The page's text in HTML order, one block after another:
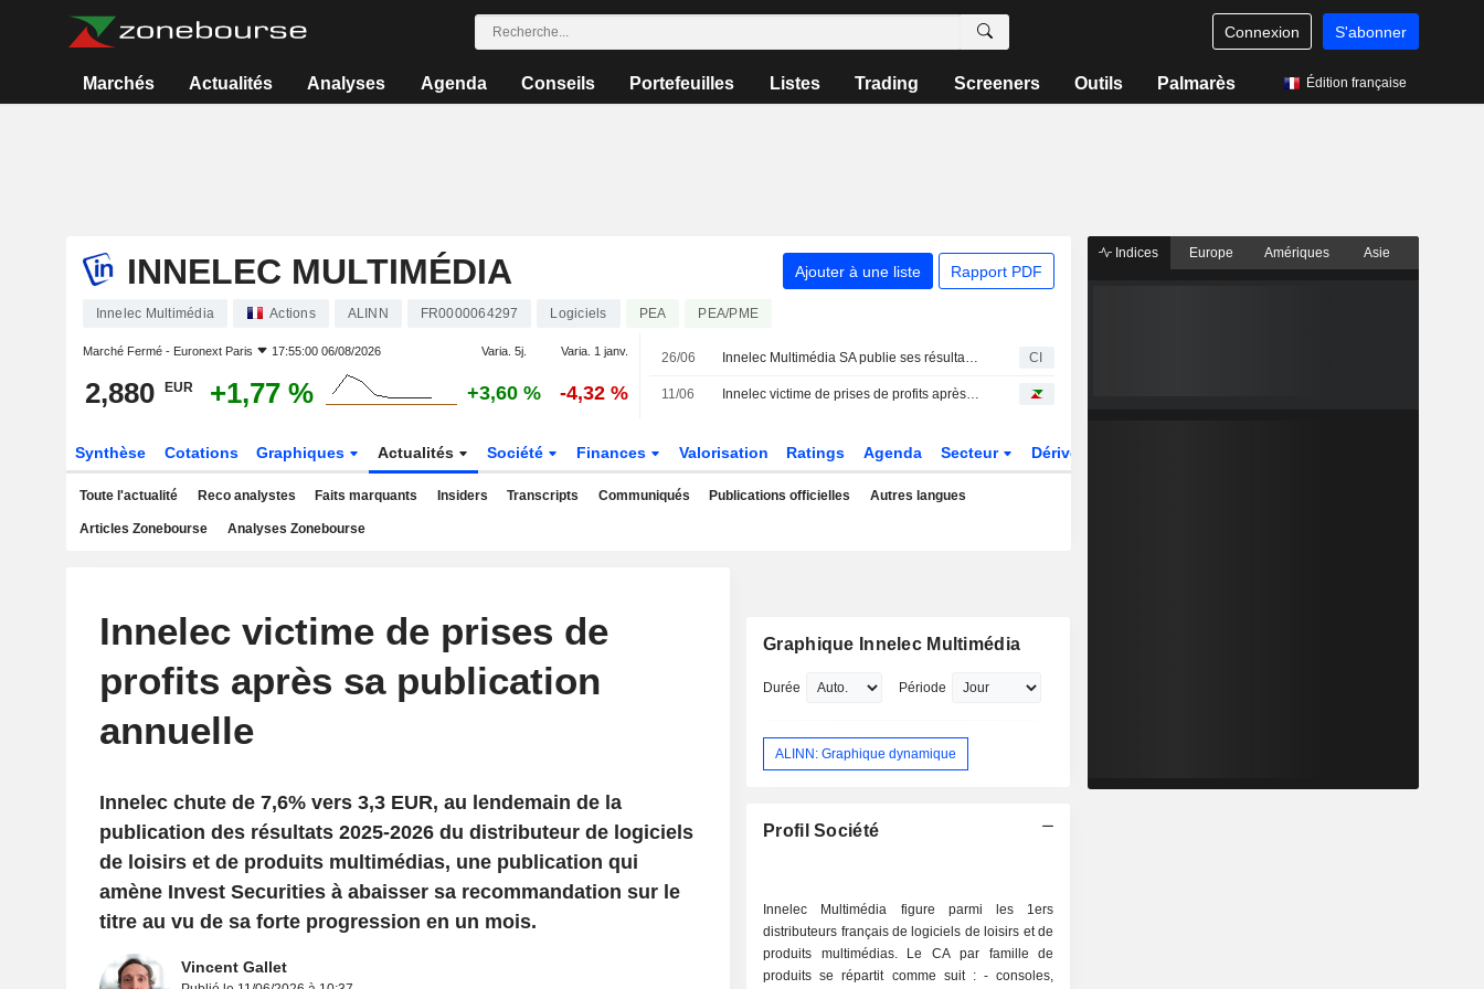
Connexion S'abonner
Marchés Actualités Analyses Agenda Conseils Portefeuilles Listes Trading Screeners Outils Palmarès Édition française
INNELEC MULTIMÉDIA Ajouter à une liste Rapport PDF
Innelec Multimédia Actions ALINN FR0000064297 Logiciels PEA PEA/PME
Marché Fermé - Euronext Paris 17:55:00 06/08/2026 Varia. 5j. Varia. 1 janv.
2,880 EUR +1,77 % +3,60 % -4,32 %
26/06 Innelec Multimédia SA publie ses résultats annuels pour l'exercice clos le 31 mars 2026 CI
11/06 Innelec victime de prises de profits après sa publication annuelle
Synthèse Cotations Graphiques Actualités Société Finances Valorisation Ratings Agenda Secteur Dérivés
Toute l'actualité Reco analystes Faits marquants Insiders Transcripts Communiqués Publications officielles Autres langues
Articles Zonebourse Analyses Zonebourse
Innelec victime de prises de
profits après sa publication
annuelle
Innelec chute de 7,6% vers 3,3 EUR, au lendemain de la
publication des résultats 2025-2026 du distributeur de logiciels
de loisirs et de produits multimédias, une publication qui
amène Invest Securities à abaisser sa recommandation sur le
titre au vu de sa forte progression en un mois.
Vincent Gallet
Graphique Innelec Multimédia
Durée Période
ALINN: Graphique dynamique
Profil Société
Innelec Multimédia figure parmi les 1ers
distributeurs français de logiciels de loisirs et de
produits multimédias. Le CA par famille de
produits se répartit comme suit : - consoles,
Indices Europe Amériques Asie